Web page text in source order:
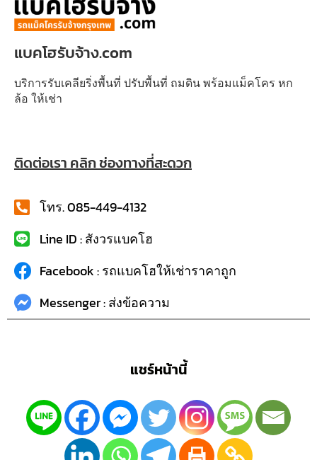
แบคโฮรับจ้าง.com
บริการรับเคลียริ่งพื้นที่ ปรับพื้นที่ ถมดิน พร้อมแม็คโคร หก
ล้อ ให้เช่า
ติดต่อเรา คลิก ช่องทางที่สะดวก
โทร. 085-449-4132
Line ID : สังวรแบคโฮ
Facebook : รถแบคโฮให้เช่าราคาถูก
Messenger : ส่งข้อความ
แชร์หน้านี้